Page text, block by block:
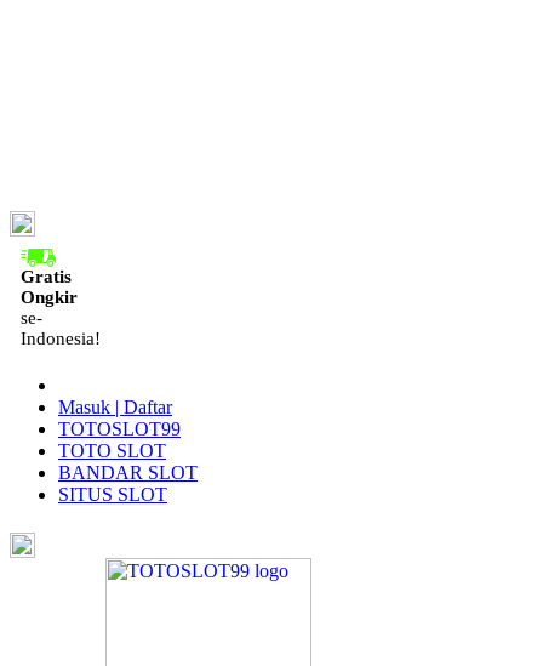
Gratis
Ongkir
se-
Indonesia!
Masuk | Daftar
TOTOSLOT99
TOTO SLOT
BANDAR SLOT
SITUS SLOT